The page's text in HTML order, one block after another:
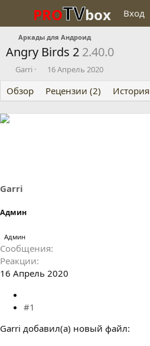
PROTVbox Вход
Аркады для Андроид
Angry Birds 2 2.40.0
А
т
о
р
Garri
Д
т
а
н
16 Апрель 2020
Обзор Рецензии (2) История
Garri
Админ
Админ
Сообщения
Реакции
16 Апрель 2020
#1
Garri добавил(а) новый файл: